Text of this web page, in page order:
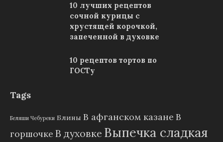
10 лучших рецептов
сочной курицы с
хрустящей корочкой,
запеченной в духовке
10 рецептов тортов по
ГОСТу
Tags
Беляши Чебуреки Блины В афганском казане В
горшочке В духовке Выпечка сладкая